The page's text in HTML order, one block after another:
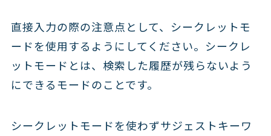
直接入力の際の注意点として、シークレットモ
ードを使用するようにしてください。シークレ
ットモードとは、検索した履歴が残らないよう
にできるモードのことです。
シークレットモードを使わずサジェストキーワ